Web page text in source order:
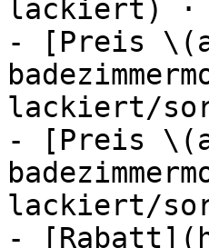
lackiert) ·
- [Preis
lackiert/
- [Preis
lackiert/
-